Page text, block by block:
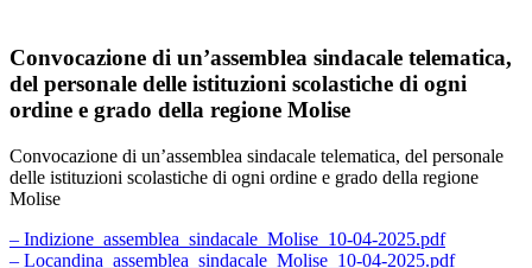
Convocazione di un’assemblea sindacale telematica,
del personale delle istituzioni scolastiche di ogni
ordine e grado della regione Molise
Convocazione di un’assemblea sindacale telematica, del personale
delle istituzioni scolastiche di ogni ordine e grado della regione
Molise
– Indizione_assemblea_sindacale_Molise_10-04-2025.pdf
– Locandina_assemblea_sindacale_Molise_10-04-2025.pdf